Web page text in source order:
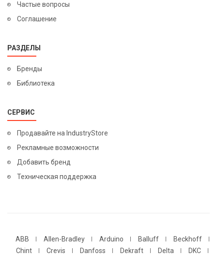
Частые вопросы
Соглашение
РАЗДЕЛЫ
Бренды
Библиотека
СЕРВИС
Продавайте на IndustryStore
Рекламные возможности
Добавить бренд
Техническая поддержка
ABB Allen-Bradley Arduino Balluff
Beckhoff
Chint
Crevis Danfoss Dekraft Delta
DKC